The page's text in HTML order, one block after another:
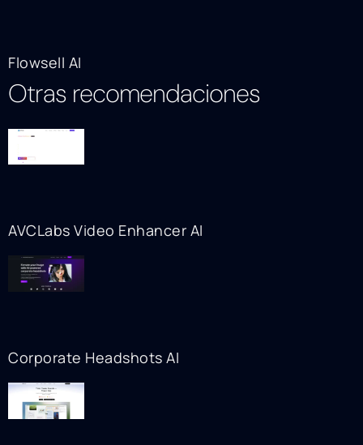
Flowsell AI
Otras recomendaciones
AVCLabs Video Enhancer AI
Corporate Headshots AI